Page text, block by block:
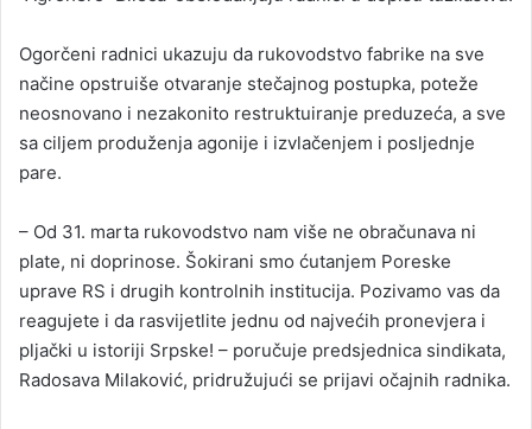
Ogorčeni radnici ukazuju da rukovodstvo fabrike na sve
načine opstruiše otvaranje stečajnog postupka, poteže
neosnovano i nezakonito restruktuiranje preduzeća, a sve
sa ciljem produženja agonije i izvlačenjem i posljednje
pare.
– Od 31. marta rukovodstvo nam više ne obračunava ni
plate, ni doprinose. Šokirani smo ćutanjem Poreske
uprave RS i drugih kontrolnih institucija. Pozivamo vas da
reagujete i da rasvijetlite jednu od najvećih pronevjera i
pljački u istoriji Srpske! – poručuje predsjednica sindikata,
Radosava Milaković, pridružujući se prijavi očajnih radnika.